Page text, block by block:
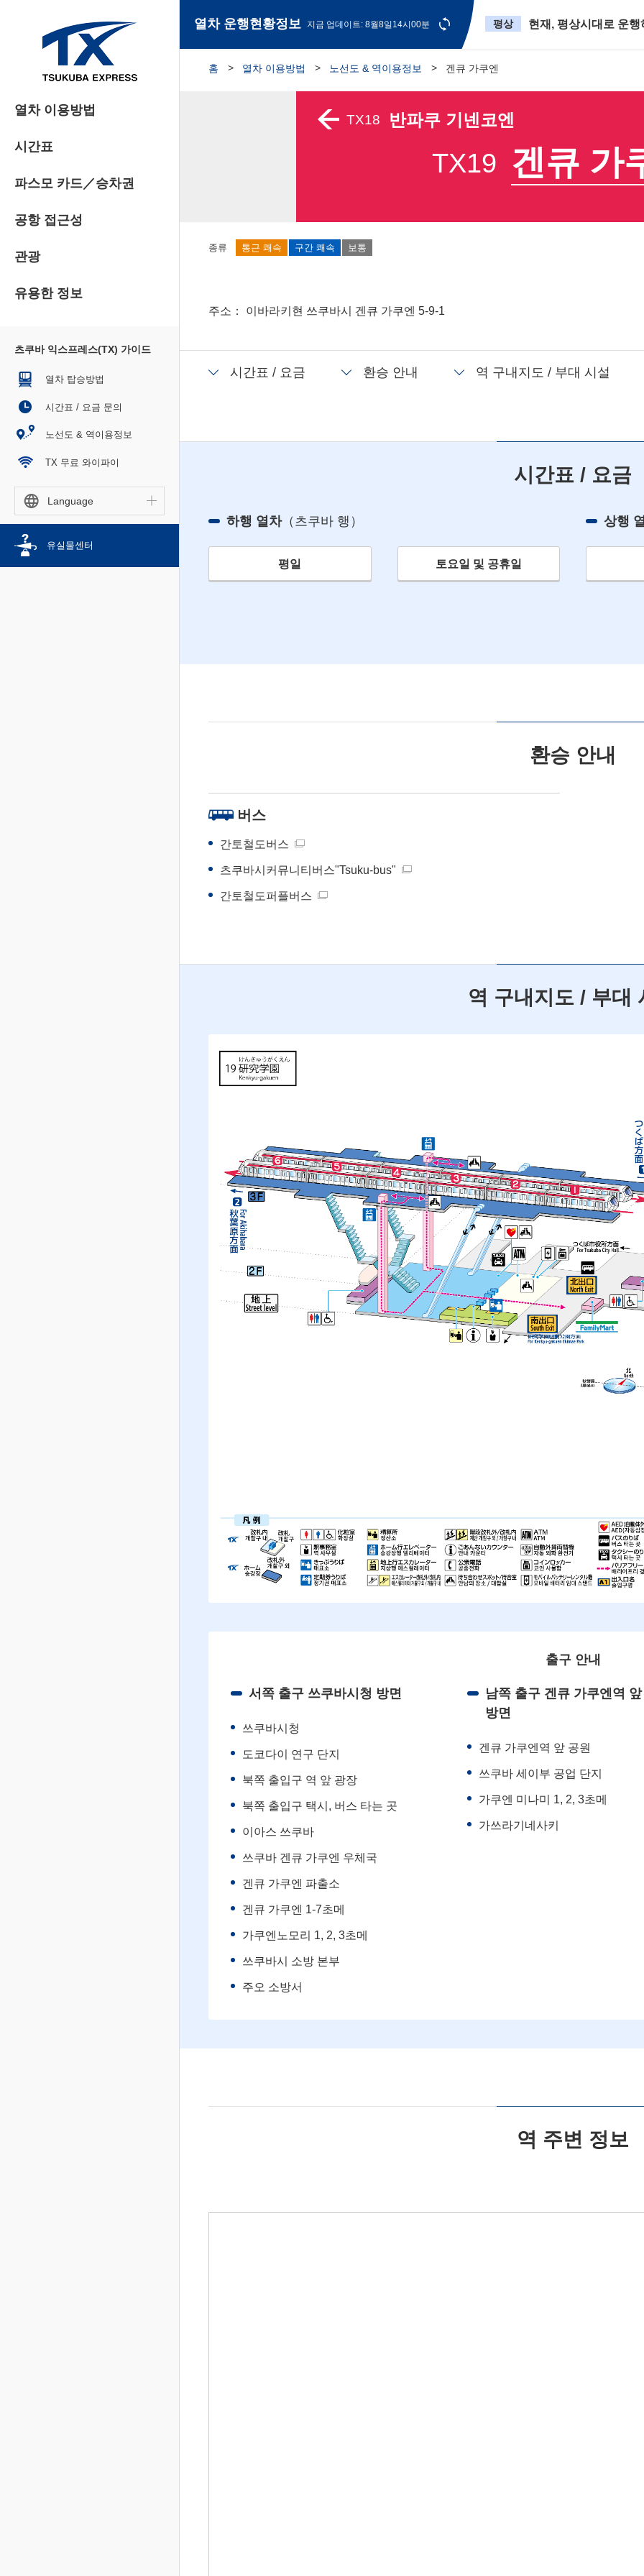
열차 이용방법
시간표
파스모 카드／승차권
공항 접근성
관광
유용한 정보
츠쿠바 익스프레스(TX) 가이드
열차 탑승방법
시간표 / 요금 문의
노선도 & 역이용정보
TX 무료 와이파이
Language
유실물센터
열차 운행현황정보 지금 업데이트: 8월8일14시00분 평상 현재, 평상시대로 운
홈 열차 이용방법 노선도 & 역이용정보 겐큐 가쿠엔
TX18 반파쿠 기넨코엔
TX19 겐큐 가
종류 통근 쾌속 구간 쾌속 보통
주소 이바라키현 쓰쿠바시 겐큐 가쿠엔 5-9-1
시간표 / 요금 환승 안내 역 구내지도 / 부대 시설
시간표 / 요금
하행 열차（츠쿠바 행）
평일 토요일 및 공휴일
상행
환승 안내
버스
간토철도버스
츠쿠바시커뮤니티버스"Tsuku-bus"
간토철도퍼플버스
역 구내지도 / 부대
출구 안내
서쪽 출구 쓰쿠바시청 방면
쓰쿠바시청
도코다이 연구 단지
북쪽 출입구 역 앞 광장
북쪽 출입구 택시, 버스 타는 곳
이아스 쓰쿠바
쓰쿠바 겐큐 가쿠엔 우체국
겐큐 가쿠엔 파출소
겐큐 가쿠엔 1-7초메
가쿠엔노모리 1, 2, 3초메
쓰쿠바시 소방 본부
주오 소방서
남쪽 출구 겐큐 가쿠엔역
방면
겐큐 가쿠엔역 앞 공원
쓰쿠바 세이부 공업 단지
가쿠엔 미나미 1, 2, 3초메
가쓰라기네사키
역 주변 정보